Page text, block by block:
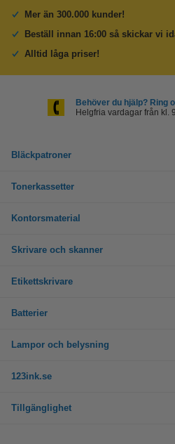
Mer än 300.000 kunder!
Beställ innan 16:00 så skickar vi
Alltid låga priser!
Behöver du hjälp? Ring
Helgfria vardagar från kl.
Bläckpatroner
Tonerkassetter
Kontorsmaterial
Skrivare och skanner
Etikettskrivare
Batterier
Lampor och belysning
123ink.se
Tillgänglighet